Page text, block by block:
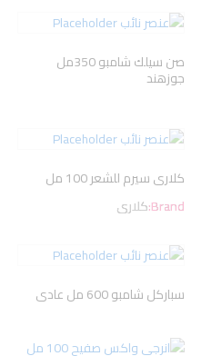
صن سيلك شامبو 350مل
جوزهند
كلارى سيرم للشعر 100 مل
Brand:كلارى
سباركل شامبو 600 مل عادى